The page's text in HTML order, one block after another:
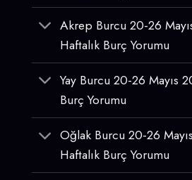
Akrep Burcu 20-26
Haftalık Burç Yorumu
Yay Burcu 20-26 Mayıs
Burç Yorumu
Oğlak Burcu 20-26
Haftalık Burç Yorumu